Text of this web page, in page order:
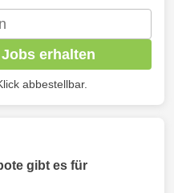
erhalten
abbestellbar.
gibt es für